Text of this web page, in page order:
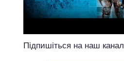
Підпишіться на наш канал